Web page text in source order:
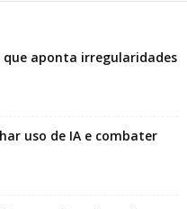
que aponta irregularidades
uso de IA e combater